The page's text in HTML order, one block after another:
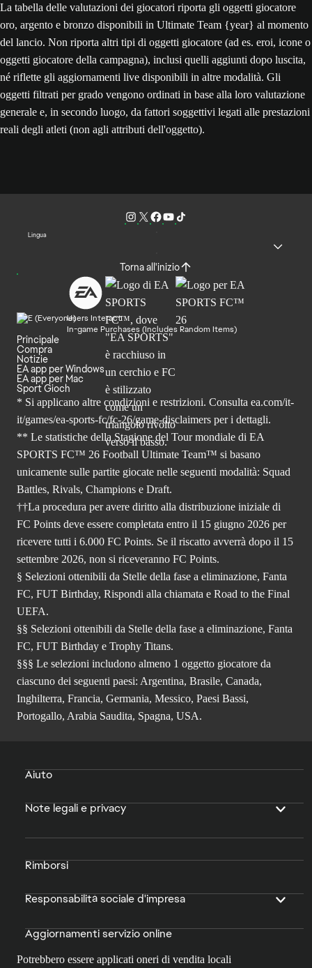
La tabella delle valutazioni dei giocatori riporta gli oggetti giocatore
oro, argento e bronzo disponibili in Ultimate Team {year} al momento
del lancio. Non riporta altri tipi di oggetti giocatore (ad es. eroi, icone o
oggetti giocatore della campagna), inclusi quelli aggiunti dopo luscita,
né riflette gli aggiornamenti live disponibili in altre modalità. Gli
oggetti filtrati per grado vengono ordinati in base alla loro valutazione
generale e, in secondo luogo, da fattori soggettivi legati alle prestazioni
reali degli atleti (non agli attributi dell'oggetto).
Lingua
Torna all'inizio
Users Interact
In-game Purchases (Includes Random Items)
Principale
Compra
Notizie
EA app per Windows
EA app per Mac
Sport Gioch
* Si applicano altre condizioni e restrizioni. Consulta ea.com/it-
it/games/ea-sports-fc/fc-26/game-disclaimers per i dettagli.
** Le statistiche della Stagione del Tour mondiale di EA
SPORTS FC™ 26 Football Ultimate Team™ si basano
unicamente sulle partite giocate nelle seguenti modalità: Squad
Battles, Rivals, Champions e Draft.
††La procedura per avere diritto alla distribuzione iniziale di
FC Points deve essere completata entro il 15 giugno 2026 per
ricevere tutti i 6.000 FC Points. Se il riscatto avverrà dopo il 15
settembre 2026, non si riceveranno FC Points.
§ Selezioni ottenibili da Stelle della fase a eliminazione, Fanta
FC, FUT Birthday, Rispondi alla chiamata e Road to the Final
UEFA.
§§ Selezioni ottenibili da Stelle della fase a eliminazione, Fanta
FC, FUT Birthday e Trophy Titans.
§§§ Le selezioni includono almeno 1 oggetto giocatore da
ciascuno dei seguenti paesi: Argentina, Brasile, Canada,
Inghilterra, Francia, Germania, Messico, Paesi Bassi,
Portogallo, Arabia Saudita, Spagna, USA.
Aiuto
Note legali e privacy
Rimborsi
Responsabilità sociale d'impresa
Aggiornamenti servizio online
Potrebbero essere applicati oneri di vendita locali